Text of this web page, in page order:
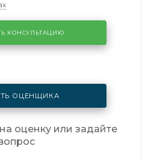
КОНСУЛЬТАЦИЮ
ОЦЕНЩИКА
оценку или задайте